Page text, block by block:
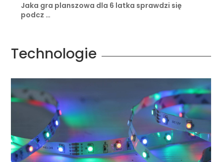
Jaka gra planszowa dla 6 latka sprawdzi się
podcz …
Technologie